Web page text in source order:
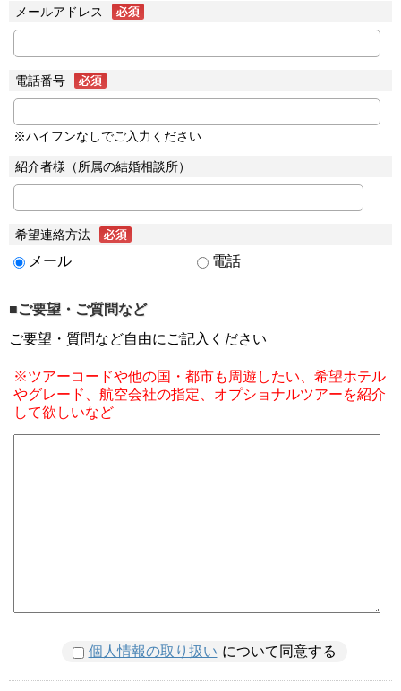
メールアドレス
電話番号
※ハイフンなしでご入力ください
紹介者様（所属の結婚相談所）
希望連絡方法
メール 電話
■ご要望・ご質問など
ご要望・質問など自由にご記入ください
※ツアーコードや他の国・都市も周遊したい、希望ホテル
やグレード、航空会社の指定、オプショナルツアーを紹介
して欲しいなど
個人情報の取り扱い について同意する